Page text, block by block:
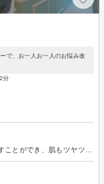
で、お一人お一人のお悩み改
分
初め利用しました。 ゆったりした時間を過ごすことができ、肌もツヤツヤになって満足です。ありがとうございました。